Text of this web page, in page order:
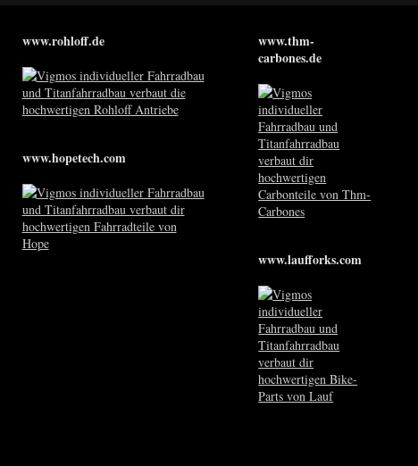
www.rohloff.de
www.hopetech.com
www.thm-
carbones.de
www.laufforks.com